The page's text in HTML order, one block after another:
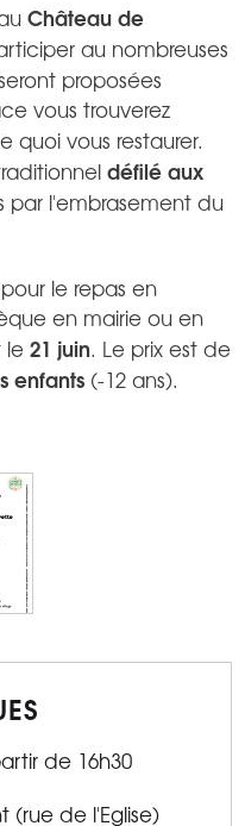
Château de
au nombreuses
proposées
vous trouverez
quoi vous restaurer.
défilé aux
par l'embrasement du
le repas en
en mairie ou en
le21 juin. Le prix est de
enfants (-12 ans).
de 16h30
(rue de l'Eglise)